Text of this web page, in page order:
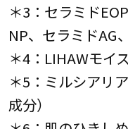
＊3：セラミド
NP、セラミドAG
＊4：LIHAWモイ
＊5：ミルシアリ
成分）